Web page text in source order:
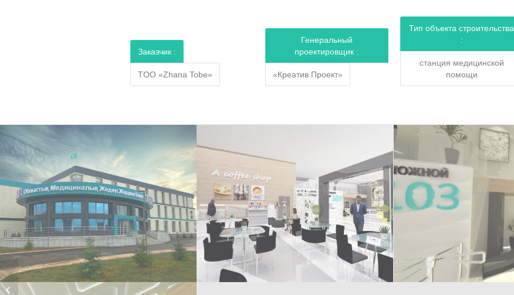
Заказчик :
TOO «Zhana Tobe»
Генеральный
проектировщик :
«Креатив Проект»
Тип объекта строительства
:
станция медицинской
помощи
Многоквартирный ЖК
в г.Астана, район